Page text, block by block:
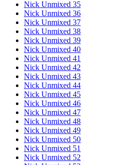
Nick Unmixed 35
Nick Unmixed 36
Nick Unmixed 37
Nick Unmixed 38
Nick Unmixed 39
Nick Unmixed 40
Nick Unmixed 41
Nick Unmixed 42
Nick Unmixed 43
Nick Unmixed 44
Nick Unmixed 45
Nick Unmixed 46
Nick Unmixed 47
Nick Unmixed 48
Nick Unmixed 49
Nick Unmixed 50
Nick Unmixed 51
Nick Unmixed 52